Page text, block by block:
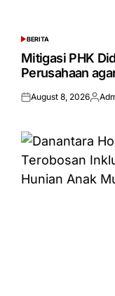
POSTED
IN
BERITA
Mitigasi PHK
Perusahaan
Posted
August 8, 2026